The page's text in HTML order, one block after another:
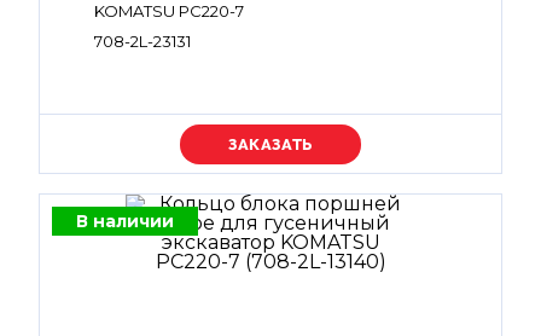
KOMATSU PC220-7
708-2L-23131
Уточняйте цену
В наличии